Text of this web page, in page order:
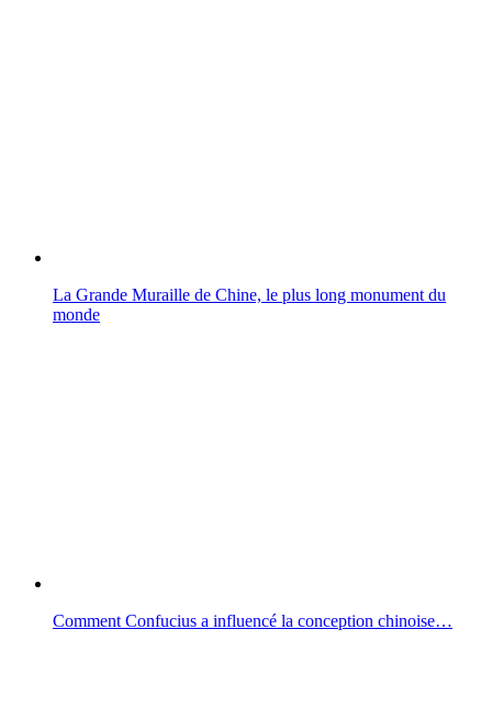
La Grande Muraille de Chine, le plus long monument du
monde
Comment Confucius a influencé la conception chinoise…